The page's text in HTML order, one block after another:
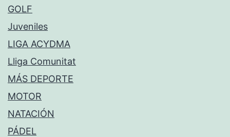
GOLF
Juveniles
LIGA ACYDMA
Lliga Comunitat
MÁS DEPORTE
MOTOR
NATACIÓN
PÁDEL